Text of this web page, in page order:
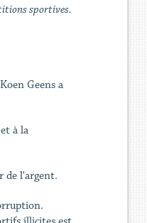
sportives.
Geens a
à la
de l'argent.